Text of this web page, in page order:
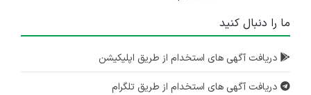
ما را دنبال کنید
دریافت آگهی های استخدام از طریق اپلیکیشن
دریافت آگهی های استخدام از طریق تلگرام